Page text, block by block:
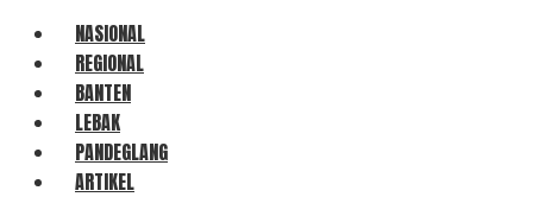
NASIONAL
REGIONAL
BANTEN
LEBAK
PANDEGLANG
ARTIKEL